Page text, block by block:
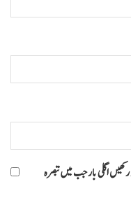
اگلی بار جب میں تبصرہ